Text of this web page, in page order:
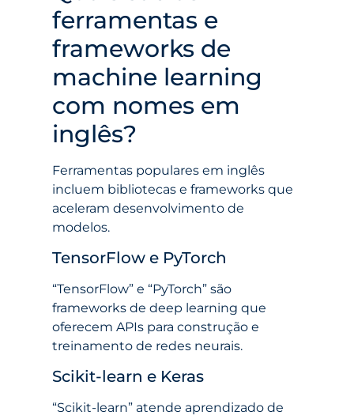
ferramentas e
frameworks de
machine learning
com nomes em
inglês?
Ferramentas populares em inglês
incluem bibliotecas e frameworks que
aceleram desenvolvimento de
modelos.
TensorFlow e PyTorch
“TensorFlow” e “PyTorch” são
frameworks de deep learning que
oferecem APIs para construção e
treinamento de redes neurais.
Scikit-learn e Keras
“Scikit-learn” atende aprendizado de